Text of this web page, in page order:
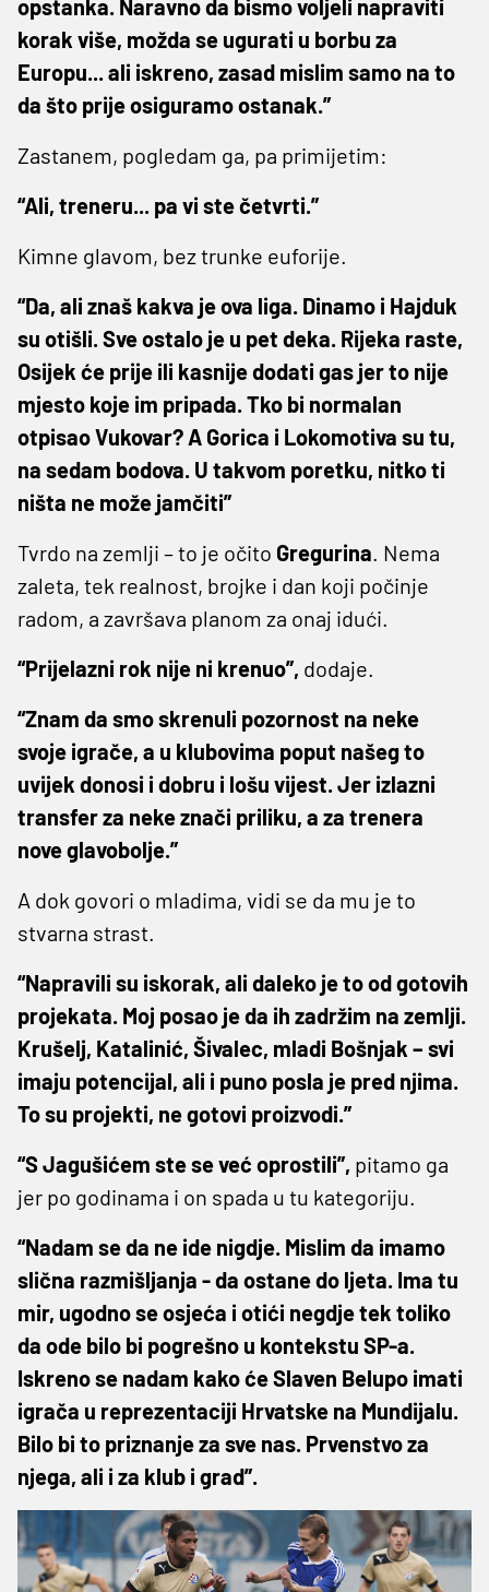
opstanka. Naravno da bismo voljeli napraviti
korak više, možda se ugurati u borbu za
Europu... ali iskreno, zasad mislim samo na to
da što prije osiguramo ostanak.”
Zastanem, pogledam ga, pa primijetim:
“Ali, treneru... pa vi ste četvrti.”
Kimne glavom, bez trunke euforije.
“Da, ali znaš kakva je ova liga. Dinamo i Hajduk
su otišli. Sve ostalo je u pet deka. Rijeka raste,
Osijek će prije ili kasnije dodati gas jer to nije
mjesto koje im pripada. Tko bi normalan
otpisao Vukovar? A Gorica i Lokomotiva su tu,
na sedam bodova. U takvom poretku, nitko ti
ništa ne može jamčiti”
Tvrdo na zemlji – to je očito Gregurina. Nema
zaleta, tek realnost, brojke i dan koji počinje
radom, a završava planom za onaj idući.
“Prijelazni rok nije ni krenuo”, dodaje.
“Znam da smo skrenuli pozornost na neke
svoje igrače, a u klubovima poput našeg to
uvijek donosi i dobru i lošu vijest. Jer izlazni
transfer za neke znači priliku, a za trenera
nove glavobolje.”
A dok govori o mladima, vidi se da mu je to
stvarna strast.
“Napravili su iskorak, ali daleko je to od gotovih
projekata. Moj posao je da ih zadržim na zemlji.
Krušelj, Katalinić, Šivalec, mladi Bošnjak – svi
imaju potencijal, ali i puno posla je pred njima.
To su projekti, ne gotovi proizvodi.”
“S Jagušićem ste se već oprostili”, pitamo ga
jer po godinama i on spada u tu kategoriju.
“Nadam se da ne ide nigdje. Mislim da imamo
slična razmišljanja - da ostane do ljeta. Ima tu
mir, ugodno se osjeća i otići negdje tek toliko
da ode bilo bi pogrešno u kontekstu SP-a.
Iskreno se nadam kako će Slaven Belupo imati
igrača u reprezentaciji Hrvatske na Mundijalu.
Bilo bi to priznanje za sve nas. Prvenstvo za
njega, ali i za klub i grad”.